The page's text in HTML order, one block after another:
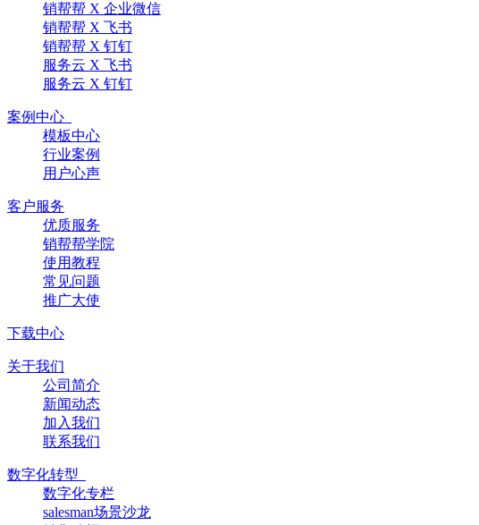
销帮帮 X 企业微信
销帮帮 X 飞书
销帮帮 X 钉钉
服务云 X 飞书
服务云 X 钉钉
案例中心
模板中心
行业案例
用户心声
客户服务
优质服务
销帮帮学院
使用教程
常见问题
推广大使
下载中心
关于我们
公司简介
新闻动态
加入我们
联系我们
数字化转型
数字化专栏
salesman场景沙龙